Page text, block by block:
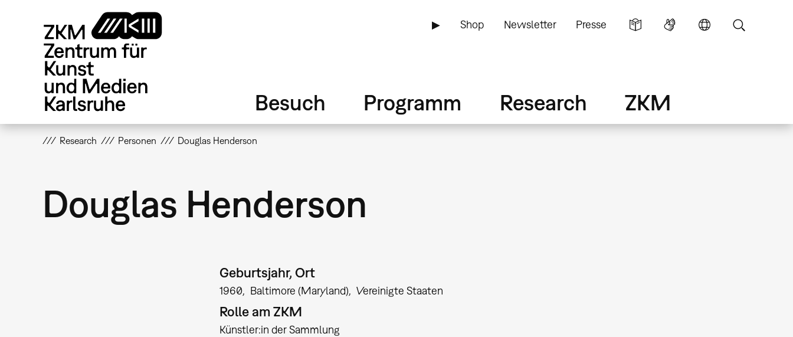
▶ Shop Newsletter Presse
Besuch Programm Research ZKM
Research Personen Douglas Henderson
Douglas Henderson
Geburtsjahr, Ort
1960 Baltimore (Maryland) Vereinigte Staaten
Rolle am ZKM
Künstler:in der Sammlung